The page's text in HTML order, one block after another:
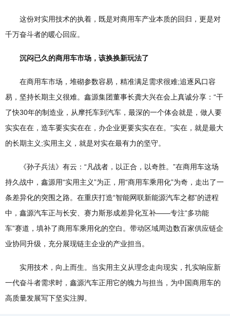
这份对实用技术的执着，既是对商用车产业本质的回归，更是对
千万奋斗者的暖心回应。
沉闷已久的商用车市场，该换换新玩法了
在商用车市场，堆砌参数容易，精准满足需求很难;追逐风口容
易，坚持长期主义很难。鑫源集团董事长龚大兴在会上真诚分享：“干
了快30年的制造业，从摩托车到汽车，最深的一个体会就是，做人要
实实在在，造车要实实在在，办企业更要实实在在。”实在，就是最大
的长期主义;实用主义，就是对实在最有力的坚守。
《孙子兵法》有云：“凡战者，以正合，以奇胜。”在商用车这场
持久战中，鑫源用“实用主义”为正，用“商用车乘用化”为奇，走出了一
条差异化的突围之路。在重庆打造“智能网联新能源汽车之都”的进程
中，鑫源汽车正与长安、赛力斯形成差异化互补——专注“多功能
车”赛道，填补了商用车乘用化的空白。带动区域周边数百家供应链企
业协同升级，充分展现链主企业的产业担当。
实用技术，向上而生。当实用主义从理念走向现实，扎实响应新
一代奋斗者需求时，鑫源汽车正用它的魄力与担当，为中国商用车的
高质量发展写下坚实注脚。